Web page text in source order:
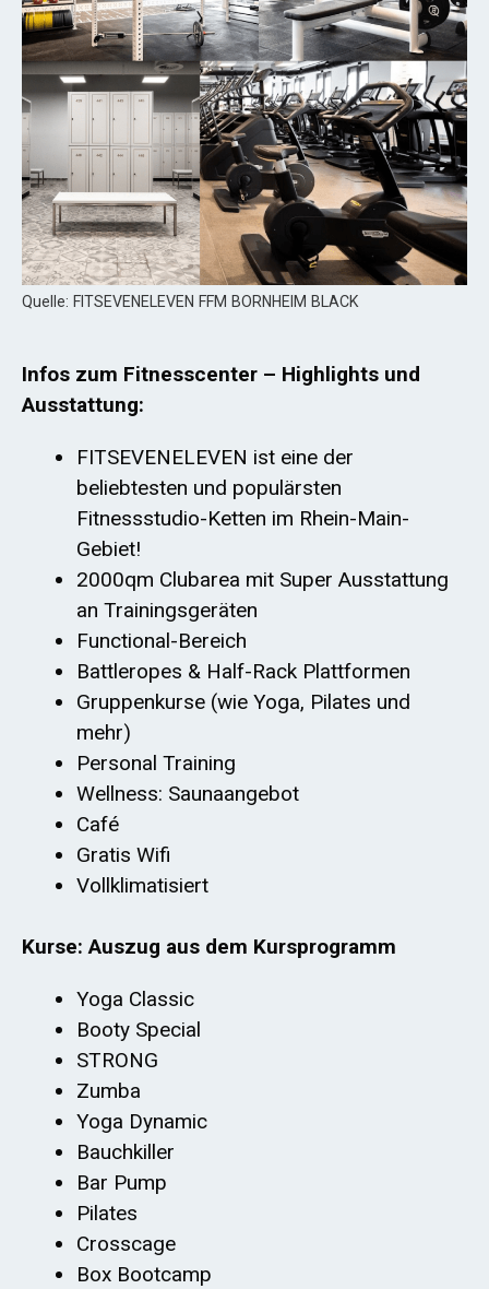
Quelle: FITSEVENELEVEN FFM BORNHEIM BLACK
Infos zum Fitnesscenter – Highlights und
Ausstattung:
FITSEVENELEVEN ist eine der
beliebtesten und populärsten
Fitnessstudio-Ketten im Rhein-Main-
Gebiet!
2000qm Clubarea mit Super Ausstattung
an Trainingsgeräten
Functional-Bereich
Battleropes & Half-Rack Plattformen
Gruppenkurse (wie Yoga, Pilates und
mehr)
Personal Training
Wellness: Saunaangebot
Café
Gratis Wifi
Vollklimatisiert
Kurse: Auszug aus dem Kursprogramm
Yoga Classic
Booty Special
STRONG
Zumba
Yoga Dynamic
Bauchkiller
Bar Pump
Pilates
Crosscage
Box Bootcamp